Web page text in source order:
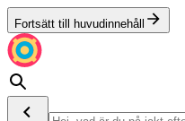
Fortsätt till huvudinnehåll